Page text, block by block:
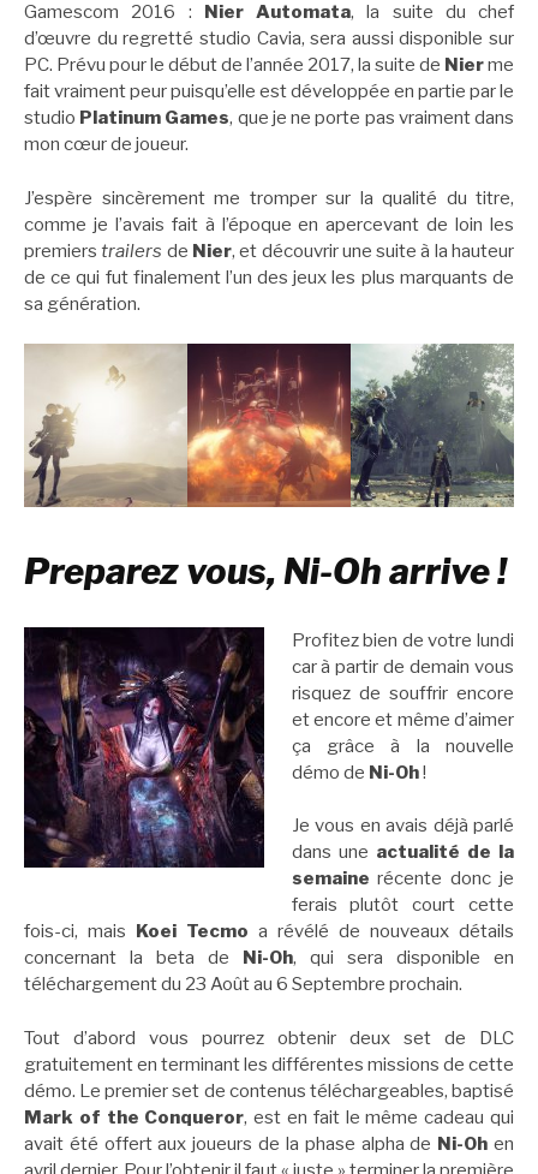
Gamescom 2016 : Nier Automata, la suite du chef
d’œuvre du regretté studio Cavia, sera aussi disponible sur
PC. Prévu pour le début de l’année 2017, la suite de Nierme
fait vraiment peur puisqu’elle est développée en partie par le
studio Platinum Games, que je ne porte pas vraiment dans
mon cœur de joueur.
J’espère sincèrement me tromper sur la qualité du titre,
comme je l’avais fait à l’époque en apercevant de loin les
premiers trailers de Nier, et découvrir une suite à la hauteur
de ce qui fut finalement l’un des jeux les plus marquants de
sa génération.
Preparez vous, Ni-Oh arrive !
Profitez bien de votre lundi
car à partir de demain vous
risquez de souffrir encore
et encore et même d’aimer
ça grâce à la nouvelle
démo de Ni-Oh!
Je vous en avais déjà parlé
dans une actualité de la
semaine récente donc je
ferais plutôt court cette
fois-ci, mais Koei Tecmo a révélé de nouveaux détails
concernant la beta de
Ni-Oh, qui sera disponible en
téléchargement du 23 Août au 6 Septembre prochain.
Tout d’abord vous pourrez obtenir deux set de DLC
gratuitement en terminant les différentes missions de cette
démo. Le premier set de contenus téléchargeables, baptisé
Mark of the Conqueror, est en fait le même cadeau qui
avait été offert aux joueurs de la phase alpha de Ni-Oh en